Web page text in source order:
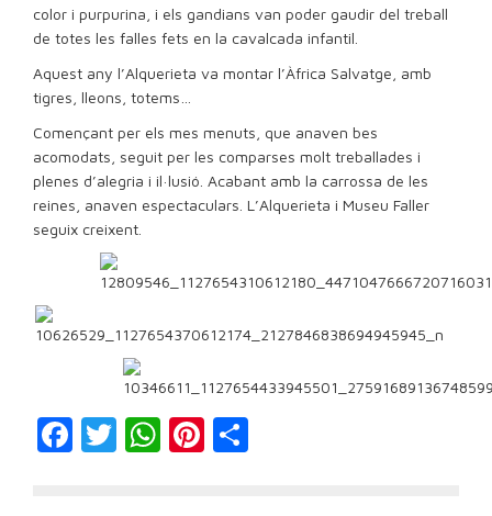
color i purpurina, i els gandians van poder gaudir del treball
de totes les falles fets en la cavalcada infantil
Aquest any l’Alquerieta va montar l’Àfrica Salvatge, amb
tigres, lleons, totems…
Començant per els mes menuts, que anaven bes
acomodats, seguit per les comparses molt treballades i
plenes d’alegria i il·lusió. Acabant amb la carrossa de les
reines, anaven espectaculars. L’Alquerieta i Museu Faller
seguix creixent.
Facebook
Twitter
WhatsApp
Pinterest